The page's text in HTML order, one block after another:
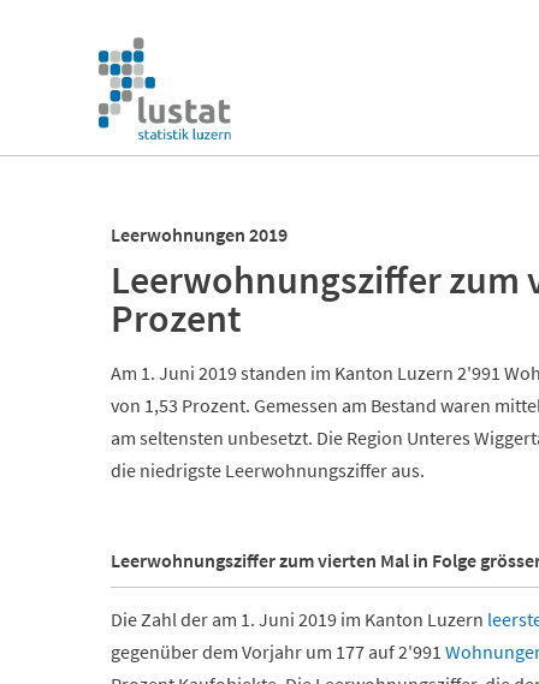
überspringen
Navigation
überspringen
Leerwohnungen 2019
Leerwohnungsziffer zum
Prozent
Am 1. Juni 2019 standen im Kanton Luzern 2'991
von 1,53 Prozent. Gemessen am Bestand waren
am seltensten unbesetzt. Die Region Unteres
die niedrigste Leerwohnungsziffer aus.
Leerwohnungsziffer zum vierten Mal in Folge
Die Zahl der am 1. Juni 2019 im Kanton Luzern
gegenüber dem Vorjahr um 177 auf 2'991